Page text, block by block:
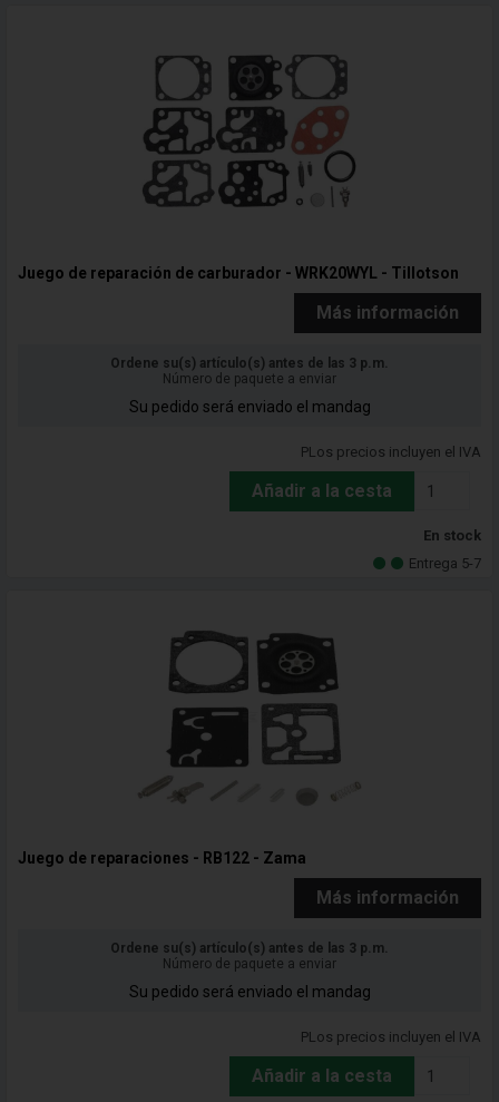
Juego de reparación de carburador - WRK20WYL - Tillotson
Más información
Ordene su(s) artículo(s) antes de las 3 p.m.
Número de paquete a enviar
Su pedido será enviado el mandag
PLos precios incluyen el IVA
Añadir a la cesta
En stock
Entrega 5-7
Juego de reparaciones - RB122 - Zama
Más información
Ordene su(s) artículo(s) antes de las 3 p.m.
Número de paquete a enviar
Su pedido será enviado el mandag
PLos precios incluyen el IVA
Añadir a la cesta